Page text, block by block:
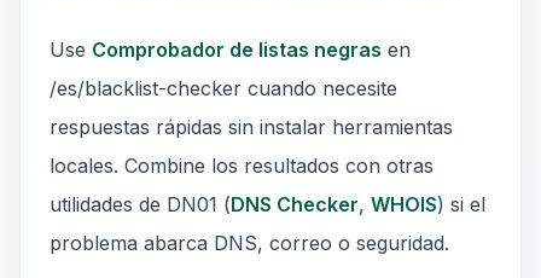
Use Comprobador de listas negras en
/es/blacklist-checker cuando necesite
respuestas rápidas sin instalar herramientas
locales. Combine los resultados con otras
utilidades de DN01 (DNS Checker, WHOIS) si el
problema abarca DNS, correo o seguridad.